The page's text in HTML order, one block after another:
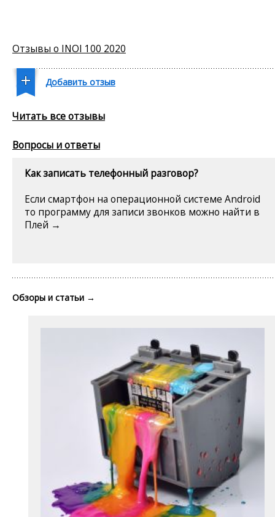
Отзывы о INOI 100 2020
Добавить отзыв
Читать все отзывы
Вопросы и ответы
Как записать телефонный разговор?
Если смартфон на операционной системе Android
то программу для записи звонков можно найти в
Плей →
Обзоры и статьи →